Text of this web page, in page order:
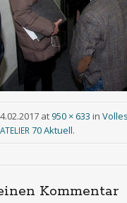
at950 × 633 in
ATELIER 70 Aktuell.
Kommentar